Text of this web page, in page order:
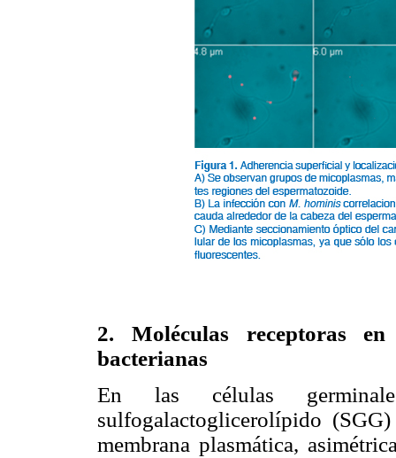
2. Moléculas receptoras
bacterianas
En las células
sulfogalactoglicerolípido
membrana plasmática,